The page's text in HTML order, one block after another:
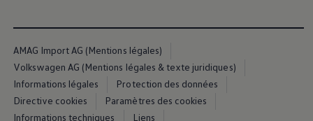
Extérieur
AMAG Import AG (Mentions légales)
Volkswagen AG (Mentions légales & texte juridiques)
Informations légales
Protection des données
Directive cookies
Paramètres des cookies
Informations techniques
Liens